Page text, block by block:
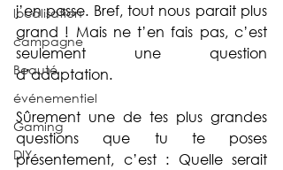
localisation
campagne
Beauté
événementiel
Gaming
DIY
j’en passe. Bref, tout nous parait plus
grand ! Mais ne t’en fais pas, c’est
seulement une question
d’adaptation.
Sûrement une de tes plus grandes
questions que tu te poses
présentement, c’est : Quelle serait